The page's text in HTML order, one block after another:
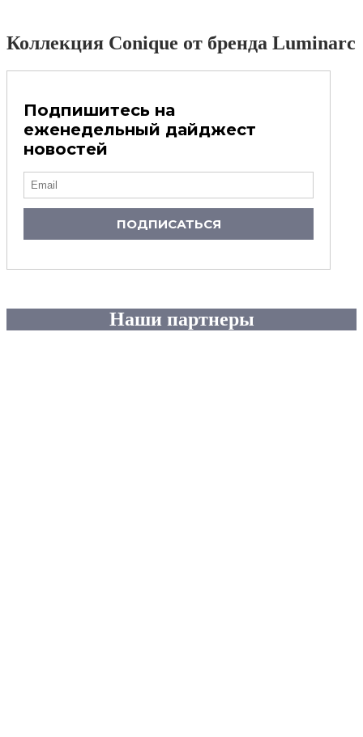
Коллекция Conique от бренда Luminarc
Подпишитесь на
еженедельный дайджест
новостей
ПОДПИСАТЬСЯ
Наши партнеры